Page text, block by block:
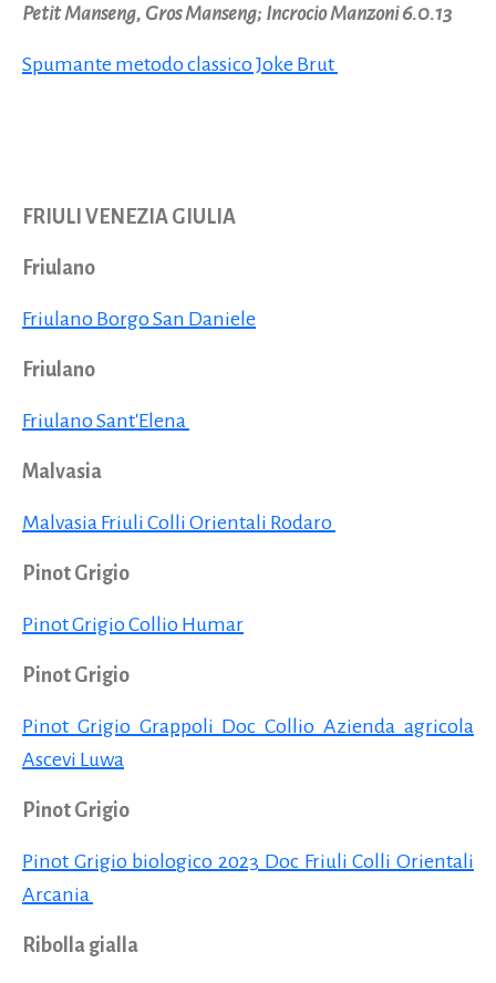
Petit Manseng, Gros Manseng; Incrocio Manzoni 6.0.13
Spumante metodo classico Joke Brut
FRIULI VENEZIA GIULIA
Friulano
Friulano Borgo San Daniele
Friulano
Friulano Sant'Elena
Malvasia
Malvasia Friuli Colli Orientali Rodaro
Pinot Grigio
Pinot Grigio Collio Humar
Pinot Grigio
Pinot Grigio Grappoli Doc Collio Azienda agricola
Ascevi Luwa
Pinot Grigio
Pinot Grigio biologico 2023 Doc Friuli Colli Orientali
Arcania
Ribolla gialla